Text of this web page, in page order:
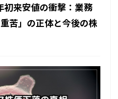
来安値の衝撃：業務
苦」の正体と今後の株